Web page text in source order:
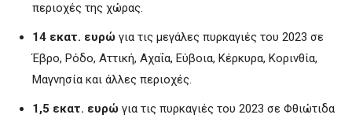
περιοχές της χώρας.
14 εκατ. ευρώ για τις μεγάλες πυρκαγιές του 2023 σε
Έβρο, Ρόδο, Αττική, Αχαΐα, Εύβοια, Κέρκυρα, Κορινθία,
Μαγνησία και άλλες περιοχές.
1,5 εκατ. ευρώ για τις πυρκαγιές του 2023 σε Φθιώτιδα